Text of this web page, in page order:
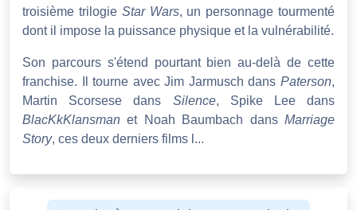
troisième trilogie Star Wars, un personnage tourmenté
dont il impose la puissance physique et la vulnérabilité.
Son parcours s'étend pourtant bien au-delà de cette
franchise. Il tourne avec Jim Jarmusch dans Paterson,
Martin Scorsese dans Silence, Spike Lee dans
BlacKkKlansman et Noah Baumbach dans Marriage
Story, ces deux derniers films l...